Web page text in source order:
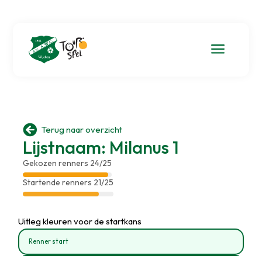
a
 Terug naar overzicht
Lijstnaam: Milanus 1
Gekozen renners 24/25
Startende renners 21/25
Uitleg kleuren voor de startkans
Renner start